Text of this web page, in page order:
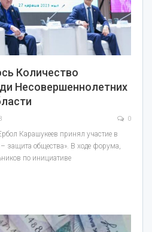
Количество
Несовершеннолетних
0
Карашукеев принял участие в
защита общества». В ходе форума,
по инициативе